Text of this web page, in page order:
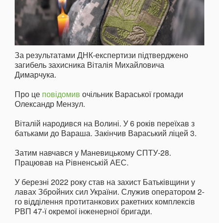
За результатами ДНК-експертизи підтверджено
загибель захисника Віталія Михайловича
Димарчука.
Про це повідомив очільник Вараської громади
Олександр Мензул.
Віталій народився на Волині. У 6 років переїхав з
батьками до Вараша. Закінчив Вараський ліцей 3.
Затим навчався у Маневицькому СПТУ-28.
Працював на Рівненській АЕС.
У березні 2022 року став на захист Батьківщини у
лавах Збройних сил України. Служив оператором 2-
го відділення протитанкових ракетних комплексів
РВП 47-ї окремої інженерної бригади.